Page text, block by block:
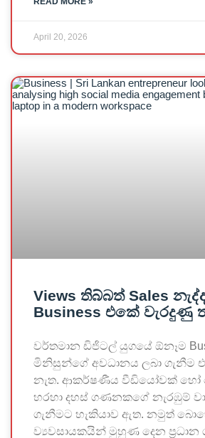
April 20, 2026
Views තිබ්බත් Sales
Business එකේ වැරදුණු
වර්තමාන ඩිජිටල් යුගයේ ඕනෑම
මිනිසුන්ගේ අවධානය ලබා ගැනීම
නැත. ආකර්ෂණීය වීඩියෝවක් හෝ
හරහා දහස් ගණනකගේ නැරඹුම්
ගැනීමට හැකියාව ඇත. නමුත්
ව්‍යවසායකයින් මුහුණ දෙන ප්‍රධාන